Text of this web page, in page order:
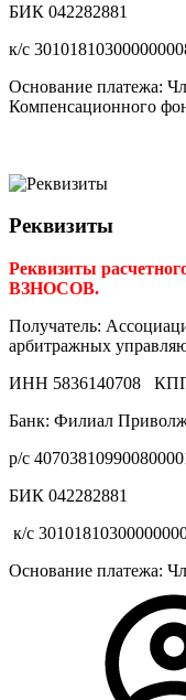
БИК 042282881
к/с
Основание платежа:
Компенсационного
Реквизиты
Реквизиты
ВЗНОСОВ.
Получатель:
арбитражных
ИНН 5836140708 КПП
Банк: Филиал
р/с
БИК 042282881
к/с
Основание платежа: